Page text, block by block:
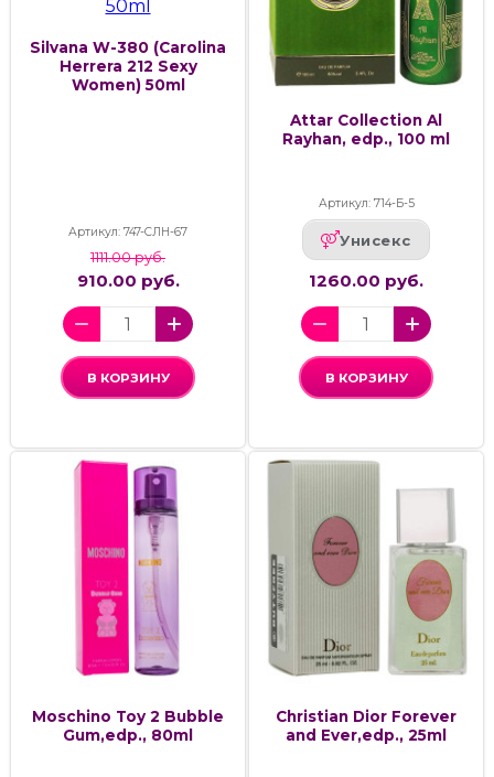
Silvana W-380 (Carolina
Herrera 212 Sexy
Women) 50ml
Артикул: 747-СЛН-67
1111.00 руб.
910.00 руб.
В КОРЗИНУ
Attar Collection Al
Rayhan, edp., 100 ml
Артикул: 714-Б-5
Унисекс
1260.00 руб.
В КОРЗИНУ
Moschino Toy 2 Bubble
Gum,edp., 80ml
Christian Dior Forever
and Ever,edp., 25ml